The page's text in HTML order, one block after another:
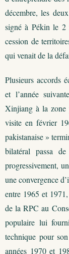
décembre, les
signé à Pékin le 2
cession de
qui venait de la
Plusieurs accords
et l’année
Xinjiang à la zone
visite en février
pakistanaise »
bilatéral passa
progressivement,
une convergence
entre 1965 et
de la RPC au
populaire lui
technique pour
années 1970 et